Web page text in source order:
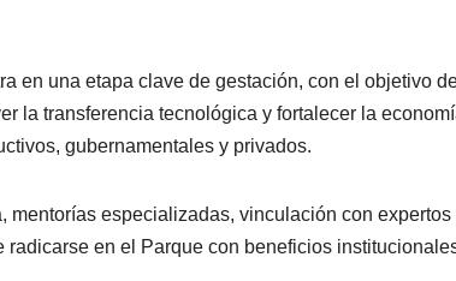
en una etapa clave de gestación, con el objetivo
la transferencia tecnológica y fortalecer la
gubernamentales y privados.
mentorías especializadas, vinculación con expertos
en el Parque con beneficios